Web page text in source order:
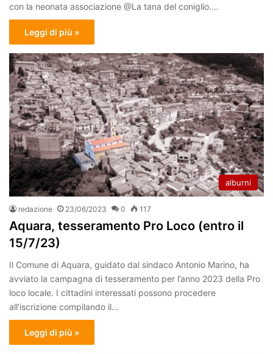
con la neonata associazione @La tana del coniglio.…
Leggi di più »
alburni
redazione 23/06/2023 0 117
Aquara, tesseramento Pro Loco (entro il
15/7/23)
Il Comune di Aquara, guidato dal sindaco Antonio Marino, ha
avviato la campagna di tesseramento per l’anno 2023 della Pro
loco locale. I cittadini interessati possono procedere
all’iscrizione compilando il…
Leggi di più »